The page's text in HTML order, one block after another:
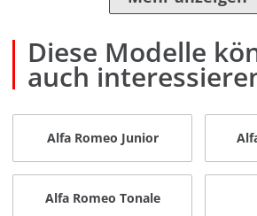
Diese Modelle
auch
Alfa Romeo Junior
Alfa Romeo Tonale